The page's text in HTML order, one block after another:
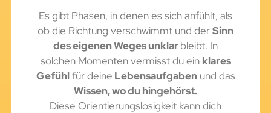
Es gibt Phasen, in denen es sich anfühlt, als
ob die Richtung verschwimmt und derSinn
des eigenen Weges unklarbleibt. In
solchen Momenten vermisst du ein klares
Gefühlfür deine Lebensaufgabenund das
Wissen, wo du hingehörst.
Diese Orientierungslosigkeit kann dich